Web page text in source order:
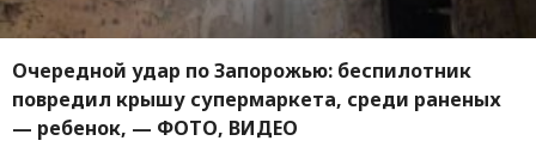
Очередной удар по Запорожью: беспилотник
повредил крышу супермаркета, среди раненых
— ребенок, — ФОТО, ВИДЕО